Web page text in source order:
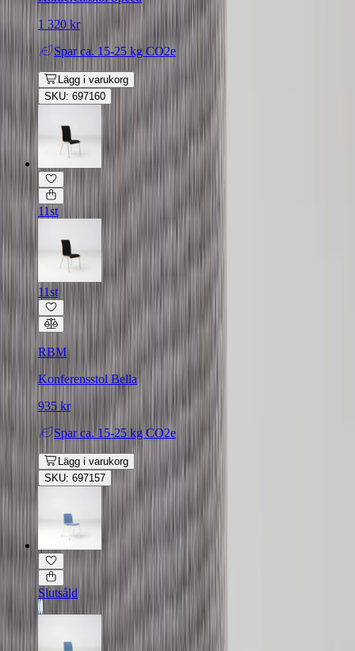
1 320 kr
Spar ca. 15-25 kg CO2e
Lägg i varukorg
SKU: 697160
11st
11st
RBM
Konferensstol Bella
935 kr
Spar ca. 15-25 kg CO2e
Lägg i varukorg
SKU: 697157
Slutsåld